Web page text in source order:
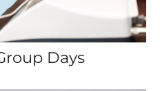
Days